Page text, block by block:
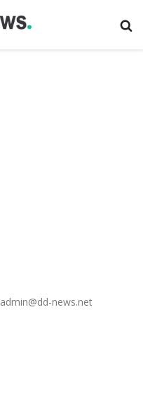
admin@dd-news.net